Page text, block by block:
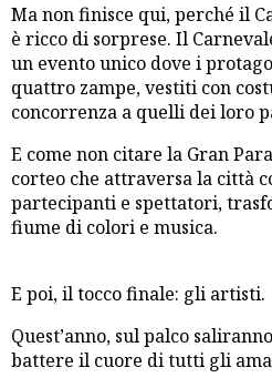
Ma non finisce qui, perché il
è ricco di sorprese. Il
un evento unico dove i
quattro zampe, vestiti con
concorrenza a quelli dei loro
E come non citare la Gran
corteo che attraversa la città
partecipanti e spettatori,
fiume di colori e musica.
E poi, il tocco finale: gli artisti.
Quest’anno, sul palco
battere il cuore di tutti gli